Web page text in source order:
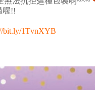
喔!!
bit.ly/1TvnXYB